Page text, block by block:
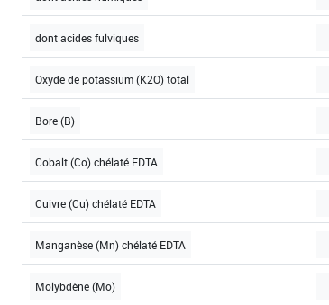
dont acides fulviques
Oxyde de potassium (K2O) total
Bore (B)
Cobalt (Co) chélaté EDTA
Cuivre (Cu) chélaté EDTA
Manganèse (Mn) chélaté EDTA
Molybdène (Mo)